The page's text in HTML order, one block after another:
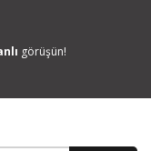
görüşün!